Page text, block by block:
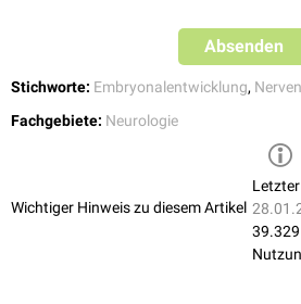
Thalamus
Hypothalamus
Mittelhirn
Metencephalon:Pons(Brücke),Kleinhirn
Absenden
Stichworte: Embryonalentwicklung,
Fachgebiete: Neurologie
Wichtiger Hinweis zu diesem Artikel